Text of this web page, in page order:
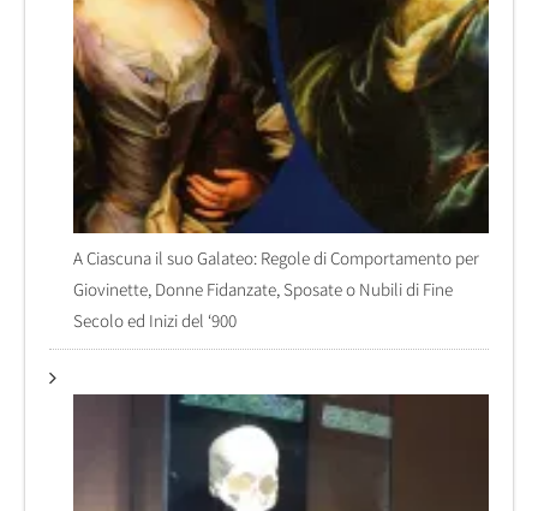
A Ciascuna il suo Galateo: Regole di Comportamento per
Giovinette, Donne Fidanzate, Sposate o Nubili di Fine
Secolo ed Inizi del ‘900